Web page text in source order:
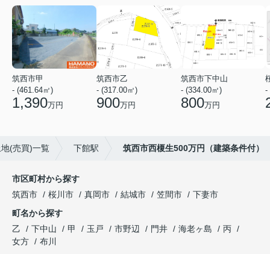
筑西市甲
- (461.64㎡)
1,390万円
筑西市乙
- (317.00㎡)
900万円
筑西市下中山
- (334.00㎡)
800万円
-
(売買)一覧 下館駅 筑西市西榎生500万円（建築条件付）
市区町村から探す
筑西市
桜川市 真岡市 結城市 笠間市
下妻市
町名から探す
乙
下中山 甲 玉戸 市野辺 門井 海老ヶ島
丙
女方
布川